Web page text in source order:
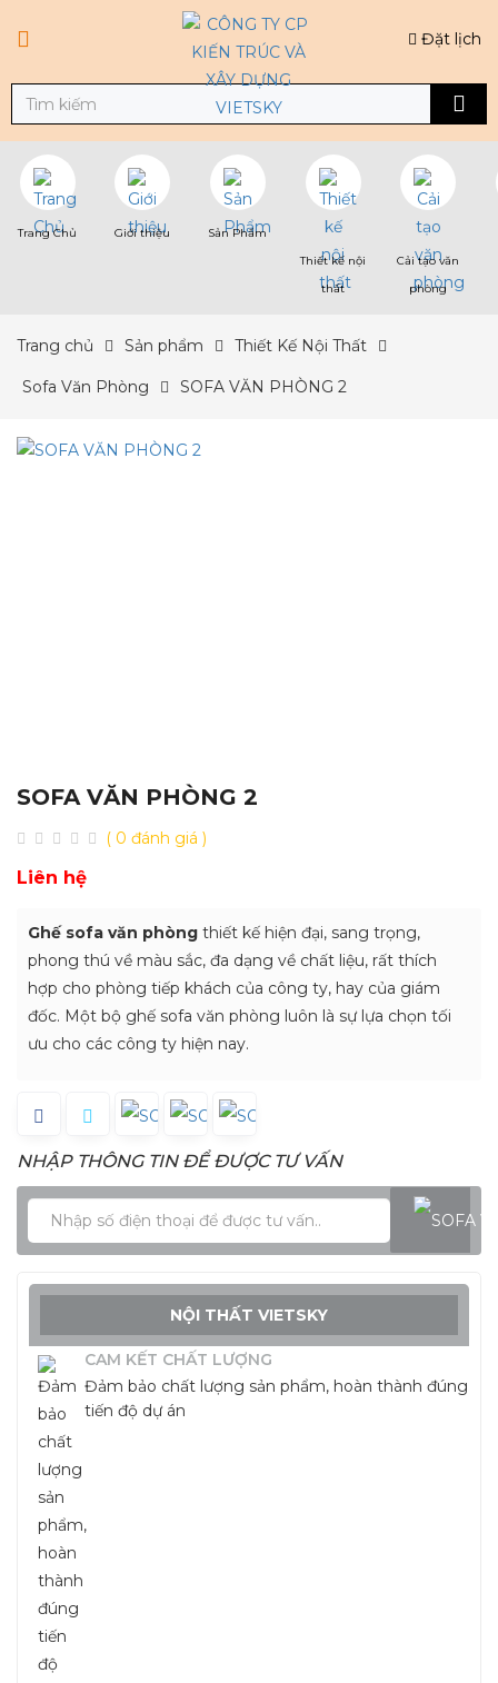
Đặt lịch
Trang Chủ Giới thiệu
Sản Phẩm
Thiết kế nội
thất
Cải tạo văn
phòng
Trang chủ Sản phẩm Thiết Kế Nội Thất
Sofa Văn Phòng SOFA VĂN PHÒNG 2
SOFA VĂN PHÒNG 2
( 0 đánh giá )
Liên hệ
Ghế sofa văn phòng thiết kế hiện đại, sang trọng,
phong thú về màu sắc, đa dạng về chất liệu, rất thích
hợp cho phòng tiếp khách của công ty, hay của giám
đốc. Một bộ ghế sofa văn phòng luôn là sự lựa chọn tối
ưu cho các công ty hiện nay.
NHẬP THÔNG TIN ĐỂ ĐƯỢC TƯ VẤN
NỘI THẤT VIETSKY
CAM KẾT CHẤT LƯỢNG
Đảm bảo chất lượng sản phẩm, hoàn thành đúng
tiến độ dự án